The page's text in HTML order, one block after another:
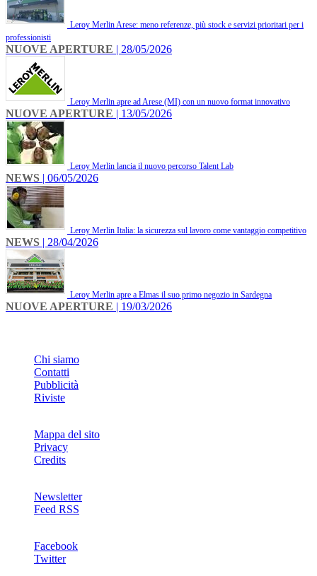
Leroy Merlin Arese: meno referenze, più stock e servizi prioritari per i
professionisti
NUOVE APERTURE | 28/05/2026
Leroy Merlin apre ad Arese (MI) con un nuovo format innovativo
NUOVE APERTURE | 13/05/2026
Leroy Merlin lancia il nuovo percorso Talent Lab
NEWS | 06/05/2026
Leroy Merlin Italia: la sicurezza sul lavoro come vantaggio competitivo
NEWS | 28/04/2026
Leroy Merlin apre a Elmas il suo primo negozio in Sardegna
NUOVE APERTURE | 19/03/2026
Chi siamo
Contatti
Pubblicità
Riviste
Mappa del sito
Privacy
Credits
Newsletter
Feed RSS
Facebook
Twitter